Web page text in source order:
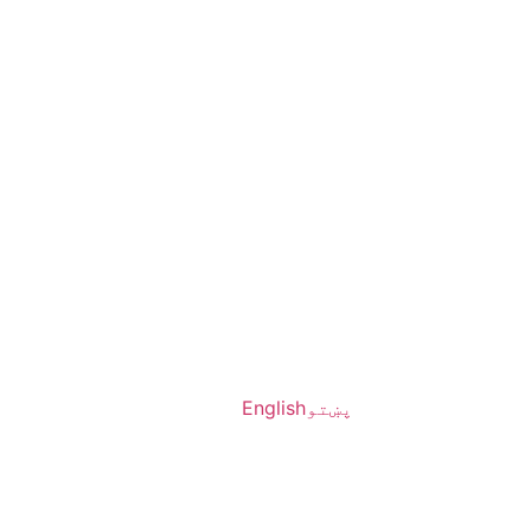
پښتوEnglish